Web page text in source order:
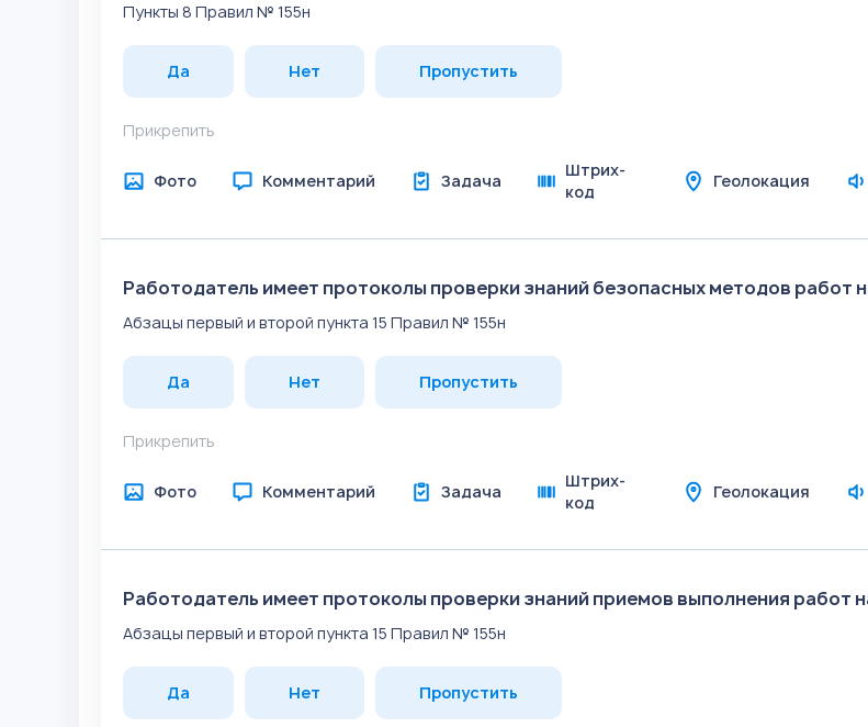
Пункты 8 Правил № 155н
Да Нет Пропустить
Прикрепить
Фото Комментарий Задача
Штрих-
код
Геолокация
Работодатель имеет протоколы проверки знаний безопасных методов работ
Абзацы первый и второй пункта 15 Правил № 155н
Да Нет Пропустить
Прикрепить
Фото Комментарий Задача
Штрих-
код
Геолокация
Работодатель имеет протоколы проверки знаний приемов выполнения работ
Абзацы первый и второй пункта 15 Правил № 155н
Да Нет Пропустить